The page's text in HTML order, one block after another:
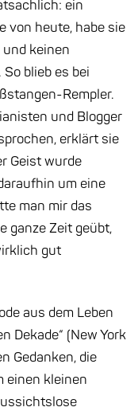
ein
von heute, habe sie
keinen
blieb es bei
Rempler.
und Blogger
erklärt sie
Geist wurde
um eine
man mir das
ganze Zeit geübt,
gut
aus dem Leben
Dekade“ (New York
Gedanken, die
einen kleinen